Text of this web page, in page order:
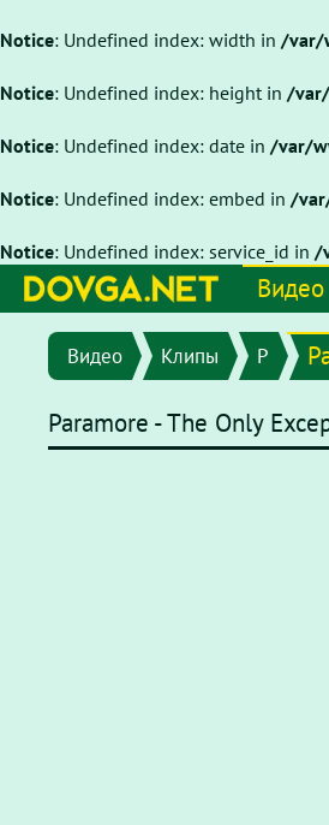
Notice: Undefined index: width in /var/
Notice: Undefined index: height in /
Notice: Undefined index: date in /var/
Notice: Undefined index: embed in /
Notice: Undefined index: service_id in /
Видео
Видео Клипы P
Paramore - The Only